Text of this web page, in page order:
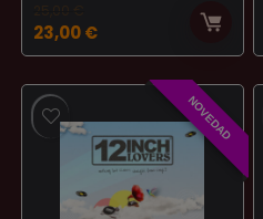
25,00 €
El
precio
era:
25,00 €.
23,00€El
precio
actual
23,00 €.
NOVEDAD